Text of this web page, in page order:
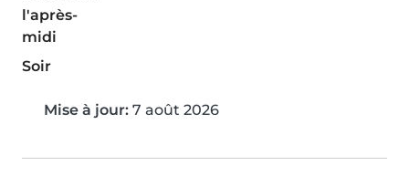
l'après-
midi
Soir
Mise à jour: 7 août 2026